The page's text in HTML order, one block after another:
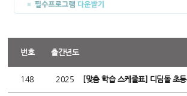
번호 출간년도
148 2025 [맞춤 학습 스케줄표] 디딤돌 초